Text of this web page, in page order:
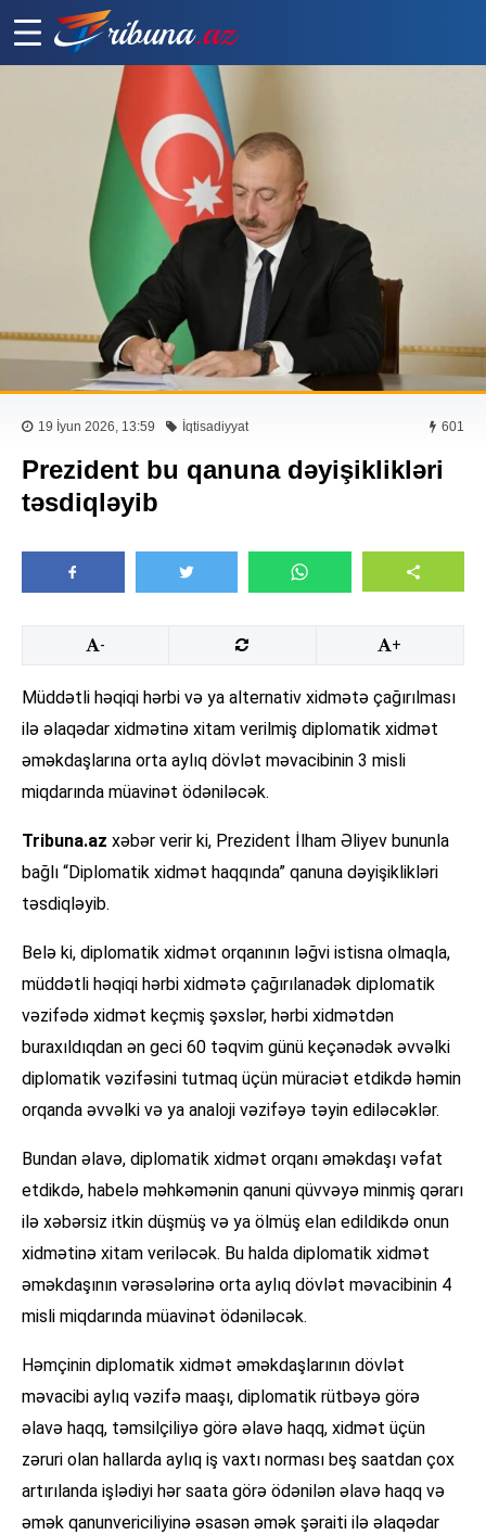
19 İyun 2026, 13:59 İqtisadiyyat 601
Prezident bu qanuna dəyişiklikləri
təsdiqləyib
- +
Müddətli həqiqi hərbi və ya alternativ xidmətə çağırılması
ilə əlaqədar xidmətinə xitam verilmiş diplomatik xidmət
əməkdaşlarına orta aylıq dövlət məvacibinin 3 misli
miqdarında müavinət ödəniləcək.
Tribuna.az xəbər verir ki, Prezident İlham Əliyev bununla
bağlı “Diplomatik xidmət haqqında” qanuna dəyişiklikləri
təsdiqləyib.
Belə ki, diplomatik xidmət orqanının ləğvi istisna olmaqla,
müddətli həqiqi hərbi xidmətə çağırılanadək diplomatik
vəzifədə xidmət keçmiş şəxslər, hərbi xidmətdən
buraxıldıqdan ən geci 60 təqvim günü keçənədək əvvəlki
diplomatik vəzifəsini tutmaq üçün müraciət etdikdə həmin
orqanda əvvəlki və ya analoji vəzifəyə təyin ediləcəklər.
Bundan əlavə, diplomatik xidmət orqanı əməkdaşı vəfat
etdikdə, habelə məhkəmənin qanuni qüvvəyə minmiş qərarı
ilə xəbərsiz itkin düşmüş və ya ölmüş elan edildikdə onun
xidmətinə xitam veriləcək. Bu halda diplomatik xidmət
əməkdaşının vərəsələrinə orta aylıq dövlət məvacibinin 4
misli miqdarında müavinət ödəniləcək.
Həmçinin diplomatik xidmət əməkdaşlarının dövlət
məvacibi aylıq vəzifə maaşı, diplomatik rütbəyə görə
əlavə haqq, təmsilçiliyə görə əlavə haqq, xidmət üçün
zəruri olan hallarda aylıq iş vaxtı norması beş saatdan çox
artırılanda işlədiyi hər saata görə ödənilən əlavə haqq və
əmək qanunvericiliyinə əsasən əmək şəraiti ilə əlaqədar